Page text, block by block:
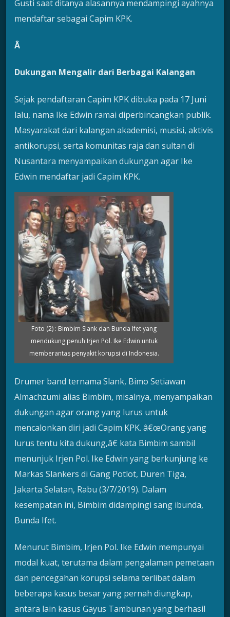
Gusti saat ditanya alasannya mendampingi ayahnya
mendaftar sebagai Capim KPK.
Â
Dukungan Mengalir dari Berbagai Kalangan
Sejak pendaftaran Capim KPK dibuka pada 17 Juni
lalu, nama Ike Edwin ramai diperbincangkan publik.
Masyarakat dari kalangan akademisi, musisi, aktivis
antikorupsi, serta komunitas raja dan sultan di
Nusantara menyampaikan dukungan agar Ike
Edwin mendaftar jadi Capim KPK.
Foto (2) : Bimbim Slank dan Bunda Ifet yang
mendukung penuh Irjen Pol. Ike Edwin untuk
memberantas penyakit korupsi di Indonesia.
Drumer band ternama Slank, Bimo Setiawan
Almachzumi alias Bimbim, misalnya, menyampaikan
dukungan agar orang yang lurus untuk
mencalonkan diri jadi Capim KPK. â€œOrang yang
lurus tentu kita dukung,â€ kata Bimbim sambil
menunjuk Irjen Pol. Ike Edwin yang berkunjung ke
Markas Slankers di Gang Potlot, Duren Tiga,
Jakarta Selatan, Rabu (3/7/2019). Dalam
kesempatan ini, Bimbim didampingi sang ibunda,
Bunda Ifet.
Menurut Bimbim, Irjen Pol. Ike Edwin mempunyai
modal kuat, terutama dalam pengalaman pemetaan
dan pencegahan korupsi selama terlibat dalam
beberapa kasus besar yang pernah diungkap,
antara lain kasus Gayus Tambunan yang berhasil